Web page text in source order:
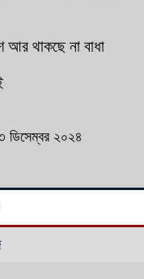
আর থাকছে না বাধা
২০২৪